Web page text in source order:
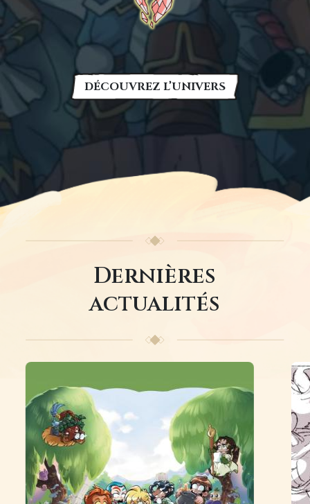
Créer un nouveau compte Réinitialiser votre mot de passe
DÉCOUVREZ L’UNIVERS
Dernières
actualités
Image